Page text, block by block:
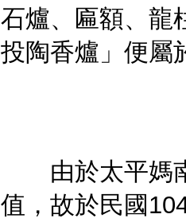
石爐、匾額、龍
投陶香爐」便屬
由於太平媽南
值，故於民國